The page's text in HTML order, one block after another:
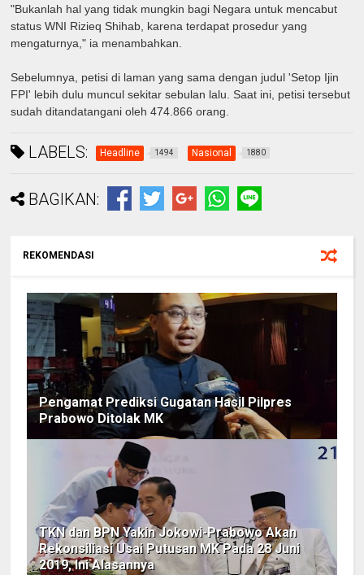
"Bukanlah hal yang tidak mungkin bagi Negara untuk mencabut
status WNI Rizieq Shihab, karena terdapat prosedur yang
mengaturnya," ia menambahkan.
Sebelumnya, petisi di laman yang sama dengan judul 'Setop Ijin
FPI' lebih dulu muncul sekitar sebulan lalu. Saat ini, petisi tersebut
sudah ditandatangani oleh 474.866 orang.
LABELS: Headline 1494 Nasional 1880
BAGIKAN:
REKOMENDASI
Pengamat Prediksi Gugatan Hasil Pilpres
Prabowo Ditolak MK
TKN dan BPN Yakin Jokowi-Prabowo Akan
Rekonsiliasi Usai Putusan MK Pada 28 Juni
2019, Ini Alasannya